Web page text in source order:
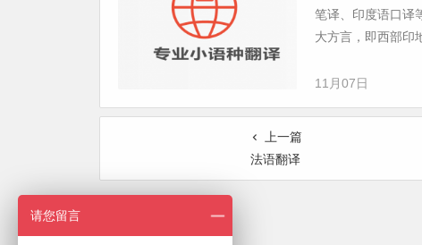
笔译、印度语口译
大方言，即西部印
11月07日
上一篇
法语翻译
请您留言